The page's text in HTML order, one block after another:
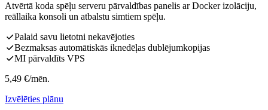
Atvērtā koda spēļu serveru pārvaldības panelis ar Docker izolāciju,
reāllaika konsoli un atbalstu simtiem spēļu.
Palaid savu lietotni nekavējoties
Bezmaksas automātiskās iknedēļas dublējumkopijas
MI pārvaldīts VPS
5,49 €/mēn.
Izvēlēties plānu